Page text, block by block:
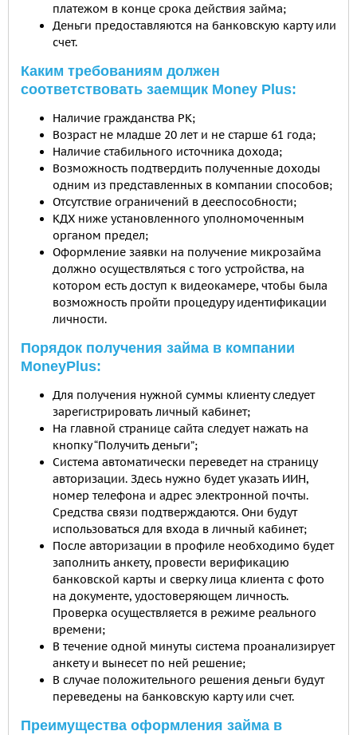
платежом в конце срока действия займа;
Деньги предоставляются на банковскую карту или
счет.
Каким требованиям должен
соответствовать заемщик Money Plus:
Наличие гражданства РК;
Возраст не младше 20 лет и не старше 61 года;
Наличие стабильного источника дохода;
Возможность подтвердить полученные доходы
одним из представленных в компании способов;
Отсутствие ограничений в дееспособности;
КДХ ниже установленного уполномоченным
органом предел;
Оформление заявки на получение микрозайма
должно осуществляться с того устройства, на
котором есть доступ к видеокамере, чтобы была
возможность пройти процедуру идентификации
личности.
Порядок получения займа в компании
MoneyPlus:
Для получения нужной суммы клиенту следует
зарегистрировать личный кабинет;
На главной странице сайта следует нажать на
кнопку “Получить деньги”;
Система автоматически переведет на страницу
авторизации. Здесь нужно будет указать ИИН,
номер телефона и адрес электронной почты.
Средства связи подтверждаются. Они будут
использоваться для входа в личный кабинет;
После авторизации в профиле необходимо будет
заполнить анкету, провести верификацию
банковской карты и сверку лица клиента с фото
на документе, удостоверяющем личность.
Проверка осуществляется в режиме реального
времени;
В течение одной минуты система проанализирует
анкету и вынесет по ней решение;
В случае положительного решения деньги будут
переведены на банковскую карту или счет.
Преимущества оформления займа в